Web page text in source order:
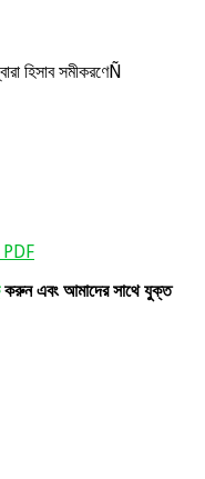
হিসাব সমীকরণেÑ
করুন এবং আমাদের সাথে যুক্ত